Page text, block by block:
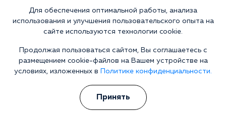
Кодирование от алкоголя на дому
Зашиться от алкоголизма
Эспераль
Кодирование двойной блок
Для обеспечения оптимальной работы, анализа
использования и улучшения пользовательского опыта на
сайте используются технологии cookie.
Продолжая пользоваться сайтом, Вы соглашаетесь с
размещением cookie-файлов на Вашем устройстве на
условиях, изложенных в
Политике конфиденциальности.
Принять